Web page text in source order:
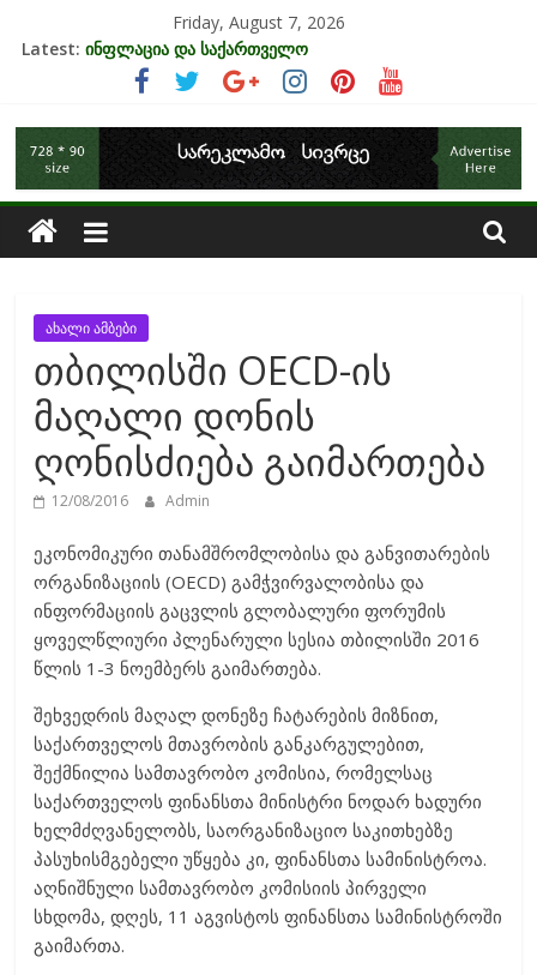
Friday, August 7, 2026
Latest: ინფლაცია და საქართველო
კრიზისის ზეგავლენა ტურიზმის ინდუსტრიაზე
მიგრაციისა და ეკონომიკის ურთიერთკავშირი
EU-ის კანდიდატის სტატუსის ეკონომიკური სარგებელი
უძრავი ქონების ბაზარი საქართველოში
საქართველოს
ეკონომიკა
ახალი ამბები
თბილისში OECD-ის
მაღალი დონის
ღონისძიება გაიმართება
12/08/2016 Admin
ეკონომიკური თანამშრომლობისა და განვითარების
ორგანიზაციის (OECD) გამჭვირვალობისა და
ინფორმაციის გაცვლის გლობალური ფორუმის
ყოველწლიური პლენარული სესია თბილისში 2016
წლის 1-3 ნოემბერს გაიმართება.
შეხვედრის მაღალ დონეზე ჩატარების მიზნით,
საქართველოს მთავრობის განკარგულებით,
შექმნილია სამთავრობო კომისია, რომელსაც
საქართველოს ფინანსთა მინისტრი ნოდარ ხადური
ხელმძღვანელობს, საორგანიზაციო საკითხებზე
პასუხისმგებელი უწყება კი, ფინანსთა სამინისტროა.
აღნიშნული სამთავრობო კომისიის პირველი
სხდომა, დღეს, 11 აგვისტოს ფინანსთა სამინისტროში
გაიმართა.